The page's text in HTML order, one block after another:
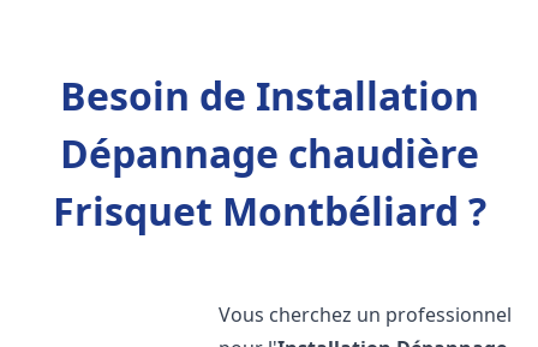
Besoin de Installation
Dépannage chaudière
Frisquet Montbéliard ?
Vous cherchez un professionnel